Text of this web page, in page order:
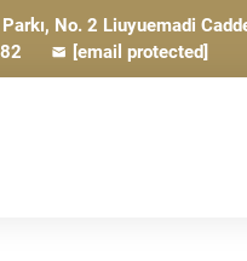
No. 2 Liuyuemadi
[email protected]